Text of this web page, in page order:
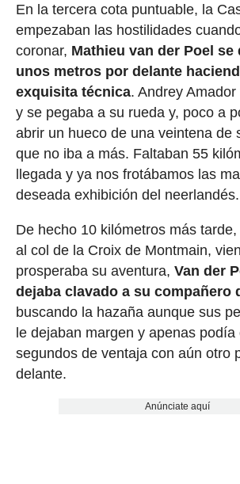
En la tercera cota puntuable, la
empezaban las hostilidades
coronar, Mathieu van der Poel se
unos metros por delante
exquisita técnica. Andrey
y se pegaba a su rueda y, poco a
abrir un hueco de una veintena de
que no iba a más. Faltaban 55
llegada y ya nos frotábamos las
deseada exhibición del neerlandés.
De hecho 10 kilómetros más
al col de la Croix de Montmain,
prosperaba su aventura, Van der
dejaba clavado a su compañero
buscando la hazaña aunque sus
le dejaban margen y apenas podía
segundos de ventaja con aún otro
delante.
Anúnciate aquí